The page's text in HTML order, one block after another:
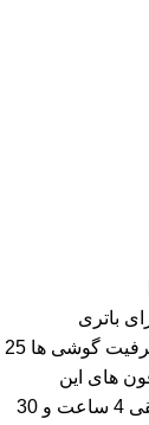
باتری
است. همچنین ظرفیت گوشی ها 25
های این
هندزفری جهت مکالمه 3.5 ساعت و شنیدن موسیقی 4 ساعت و 30